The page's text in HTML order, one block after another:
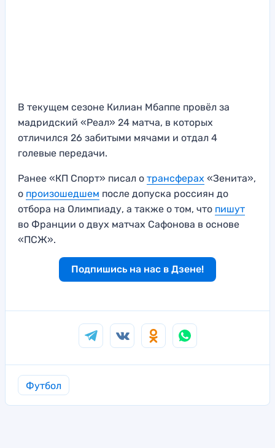
В текущем сезоне Килиан Мбаппе провёл за
мадридский «Реал» 24 матча, в которых
отличился 26 забитыми мячами и отдал 4
голевые передачи.
Ранее «КП Спорт» писал о трансферах «Зенита»,
о произошедшем после допуска россиян до
отбора на Олимпиаду, а также о том, что пишут
во Франции о двух матчах Сафонова в основе
«ПСЖ».
Подпишись на нас в Дзене!
Футбол